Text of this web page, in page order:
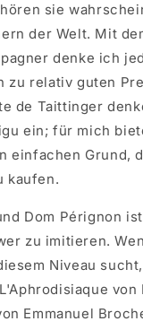
sie
der Welt. Mit
denke ich
zu relativ guten
de Taittinger
ein; für mich
einfachen Grund,
kaufen.
Dom Pérignon
zu imitieren.
Niveau
Emmanuel